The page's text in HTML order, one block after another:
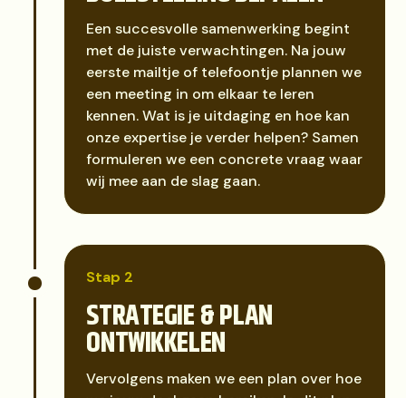
Een succesvolle samenwerking begint
met de juiste verwachtingen. Na jouw
eerste mailtje of telefoontje plannen we
een meeting in om elkaar te leren
kennen. Wat is je uitdaging en hoe kan
onze expertise je verder helpen? Samen
formuleren we een concrete vraag waar
wij mee aan de slag gaan.
Stap 2
STRATEGIE & PLAN
ONTWIKKELEN
Vervolgens maken we een plan over hoe